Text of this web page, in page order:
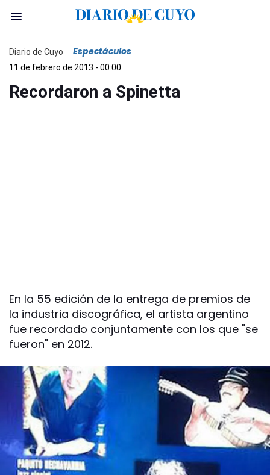
Diario de Cuyo Espectáculos
11 de febrero de 2013 - 00:00
Recordaron a Spinetta
En la 55 edición de la entrega de premios de
la industria discográfica, el artista argentino
fue recordado conjuntamente con los que "se
fueron" en 2012.